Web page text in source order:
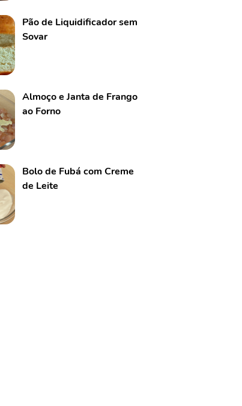
Pão de Liquidificador sem
Sovar
Almoço e Janta de Frango
ao Forno
Bolo de Fubá com Creme
de Leite